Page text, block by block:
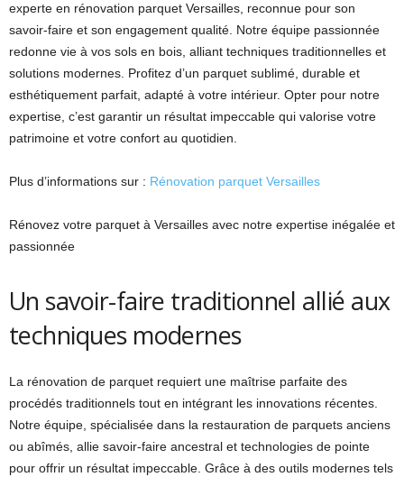
experte en rénovation parquet Versailles, reconnue pour son
savoir-faire et son engagement qualité. Notre équipe passionnée
redonne vie à vos sols en bois, alliant techniques traditionnelles et
solutions modernes. Profitez d’un parquet sublimé, durable et
esthétiquement parfait, adapté à votre intérieur. Opter pour notre
expertise, c’est garantir un résultat impeccable qui valorise votre
patrimoine et votre confort au quotidien.
Plus d’informations sur : Rénovation parquet Versailles
Rénovez votre parquet à Versailles avec notre expertise inégalée et
passionnée
Un savoir-faire traditionnel allié aux
techniques modernes
La rénovation de parquet requiert une maîtrise parfaite des
procédés traditionnels tout en intégrant les innovations récentes.
Notre équipe, spécialisée dans la restauration de parquets anciens
ou abîmés, allie savoir-faire ancestral et technologies de pointe
pour offrir un résultat impeccable. Grâce à des outils modernes tels